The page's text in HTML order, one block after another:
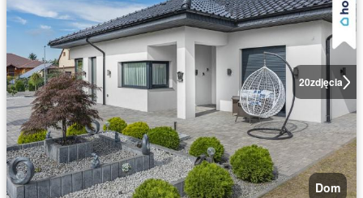
20zdjęcia
Dom